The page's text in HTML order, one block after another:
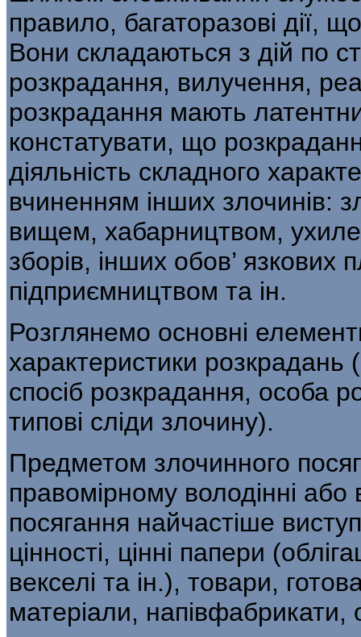
правило, багаторазові дії,
Вони складаються з дій по
розкрадання, вилучення,
розкра­дання мають
констатувати, що
діяльність складного
вчиненням інших злочинів:
вищем, хабарництвом,
зборів, інших обов’ язкових
підприємництвом та ін.
Розглянемо основні
характеристики розкрадань
спосіб розкрадання, осо­ба
типові сліди злочину).
Предметом злочинного
право­мірному володінні
посягання най­частіше
цінності, цінні папери
векселі та ін.), товари,
матеріали, напівфабрикати,